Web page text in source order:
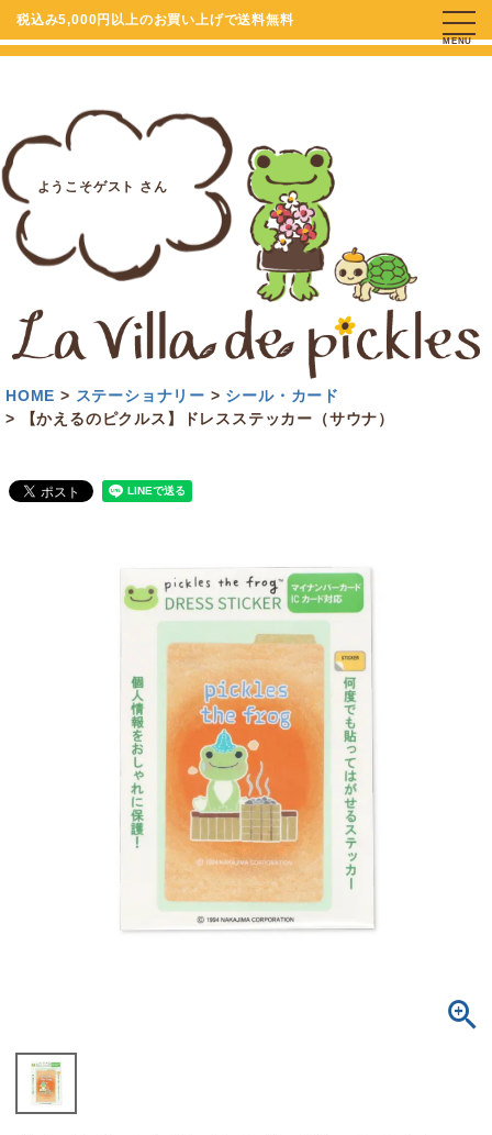
税込み5,000円以上のお買い上げで送料無料
ようこそゲスト さん
MENU
HOME ステーショナリー
シール・カード
【かえるのピクルス】ドレスステッカー（サウナ）